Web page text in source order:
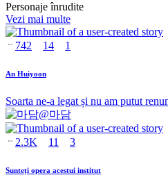
Personaje înrudite
Vezi mai multe
742 14 1
An Huiyoon
Soarta ne-a legat și nu am putut
@마담
2.3K 11 3
Sunteți opera acestui institut